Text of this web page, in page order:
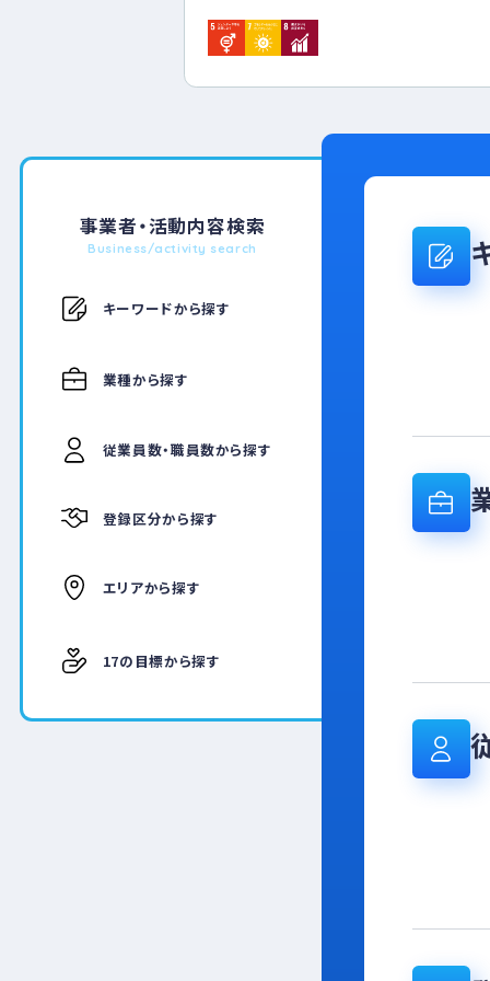
ワークライフバランス
組みます。
事業者・活動内容検索
Business/activity search
キーワードから探す
業種から探す
従業員数・職員数から探す
登録区分から探す
エリアから探す
17の目標から探す